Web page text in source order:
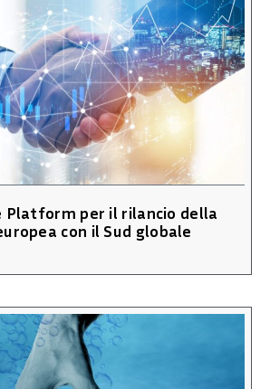
Platform per il rilancio della
con il Sud globale